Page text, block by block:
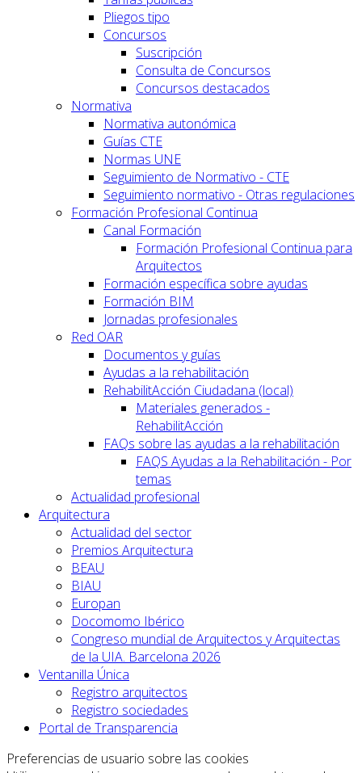
Pliegos tipo
Concursos
Suscripción
Consulta de Concursos
Concursos destacados
Normativa
Normativa autonómica
Guías CTE
Normas UNE
Seguimiento de Normativo - CTE
Seguimiento normativo - Otras regulaciones
Formación Profesional Continua
Canal Formación
Formación Profesional Continua para
Arquitectos
Formación específica sobre ayudas
Formación BIM
Jornadas profesionales
Red OAR
Documentos y guías
Ayudas a la rehabilitación
RehabilitAcción Ciudadana (local)
Materiales generados -
RehabilitAcción
FAQs sobre las ayudas a la rehabilitación
FAQS Ayudas a la Rehabilitación - Por
temas
Actualidad profesional
Arquitectura
Actualidad del sector
Premios Arquitectura
BEAU
BIAU
Europan
Docomomo Ibérico
Congreso mundial de Arquitectos y Arquitectas
de la UIA. Barcelona 2026
Ventanilla Única
Registro arquitectos
Registro sociedades
Portal de Transparencia
Preferencias de usuario sobre las cookies